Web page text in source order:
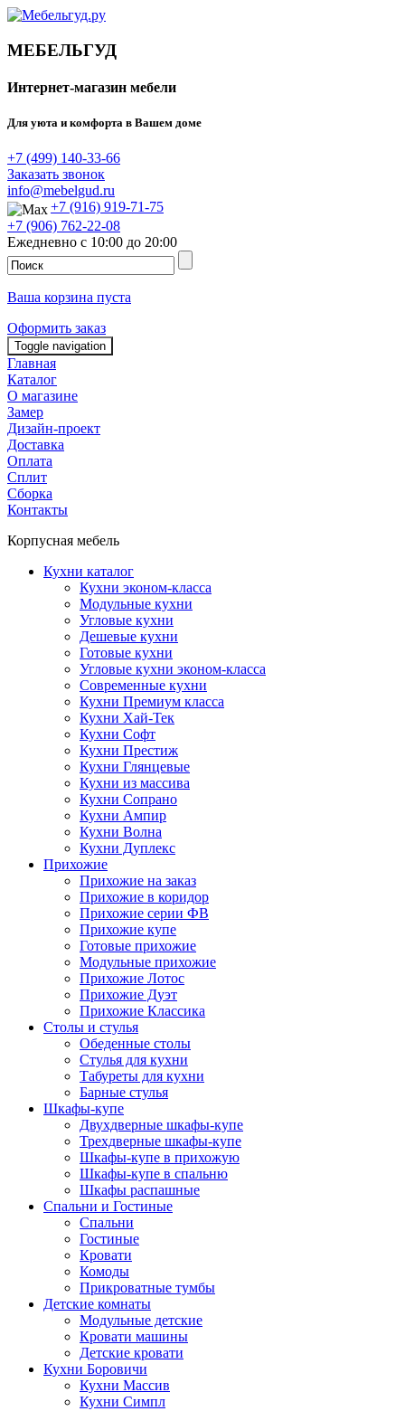
МЕБЕЛЬГУД
Интернет-магазин мебели
Для уюта и комфорта в Вашем доме
+7 (499) 140-33-66
Заказать звонок
info@mebelgud.ru
+7 (916) 919-71-75
+7 (906) 762-22-08
Ежедневно с 10:00 до 20:00
Ваша корзина пуста
Оформить заказ
Toggle navigation
Главная
Каталог
О магазине
Замер
Дизайн-проект
Доставка
Оплата
Сплит
Сборка
Контакты
Корпусная мебель
Кухни каталог
Кухни эконом-класса
Модульные кухни
Угловые кухни
Дешевые кухни
Готовые кухни
Угловые кухни эконом-класса
Современные кухни
Кухни Премиум класса
Кухни Хай-Тек
Кухни Софт
Кухни Престиж
Кухни Глянцевые
Кухни из массива
Кухни Сопрано
Кухни Ампир
Кухни Волна
Кухни Дуплекс
Прихожие
Прихожие на заказ
Прихожие в коридор
Прихожие серии ФВ
Прихожие купе
Готовые прихожие
Модульные прихожие
Прихожие Лотос
Прихожие Дуэт
Прихожие Классика
Столы и стулья
Обеденные столы
Стулья для кухни
Табуреты для кухни
Барные стулья
Шкафы-купе
Двухдверные шкафы-купе
Трехдверные шкафы-купе
Шкафы-купе в прихожую
Шкафы-купе в спальню
Шкафы распашные
Спальни и Гостиные
Спальни
Гостиные
Кровати
Комоды
Прикроватные тумбы
Детские комнаты
Модульные детские
Кровати машины
Детские кровати
Кухни Боровичи
Кухни Массив
Кухни Симпл